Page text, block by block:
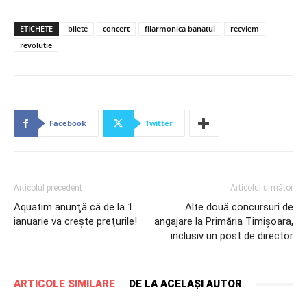
ETICHETE bilete concert filarmonica banatul
recviem
revolutie
Facebook Twitter
Articolul precedent
Aquatim anunţă că de la 1
ianuarie va creşte preţurile!
Articolul următor
Alte două concursuri de
angajare la Primăria Timișoara,
inclusiv un post de director
ARTICOLE SIMILARE DE LA ACELAȘI AUTOR